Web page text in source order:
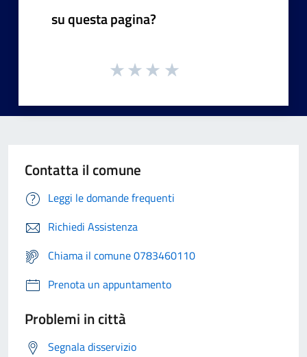
su questa pagina?
Contatta il comune
Leggi le domande frequenti
Richiedi Assistenza
Chiama il comune 0783460110
Prenota un appuntamento
Problemi in città
Segnala disservizio